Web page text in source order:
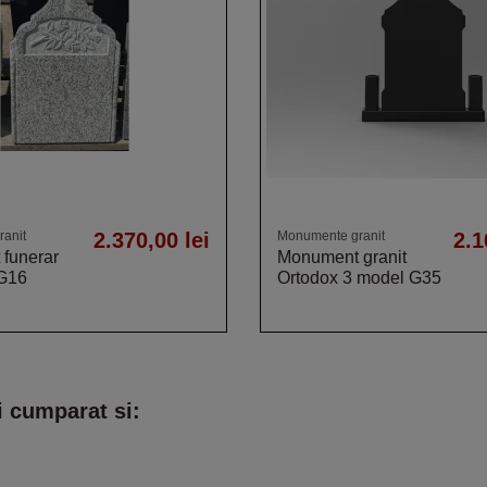
funerar
2.370,00 lei Monumente granit
Monument granit
Ortodox 3 model G35
cumparat si: